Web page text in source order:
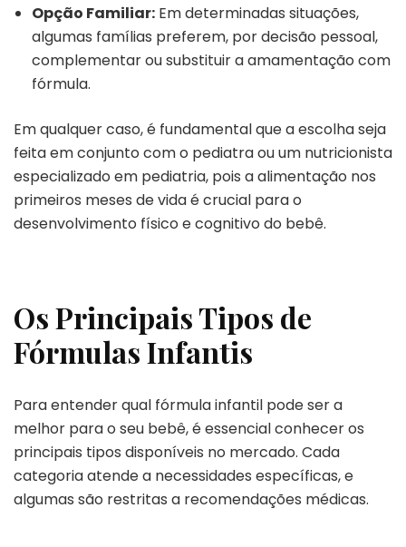
Opção Familiar: Em determinadas situações,
algumas famílias preferem, por decisão pessoal,
complementar ou substituir a amamentação com
fórmula.
Em qualquer caso, é fundamental que a escolha seja
feita em conjunto com o pediatra ou um nutricionista
especializado em pediatria, pois a alimentação nos
primeiros meses de vida é crucial para o
desenvolvimento físico e cognitivo do bebê.
Os Principais Tipos de
Fórmulas Infantis
Para entender qual fórmula infantil pode ser a
melhor para o seu bebê, é essencial conhecer os
principais tipos disponíveis no mercado. Cada
categoria atende a necessidades específicas, e
algumas são restritas a recomendações médicas.